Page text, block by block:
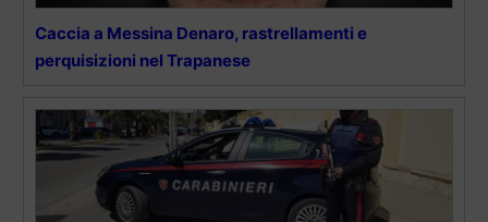
Caccia a Messina Denaro, rastrellamenti e
perquisizioni nel Trapanese